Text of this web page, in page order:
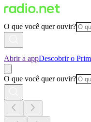
O que você quer ouvir?
Abrir a appDescobrir o
O que você quer ouvir?